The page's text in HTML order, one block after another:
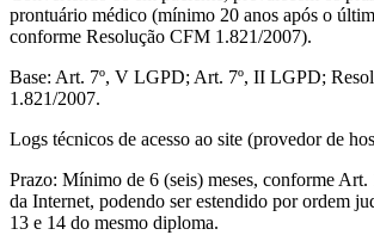
prontuário médico (mínimo 20 anos após o
conforme Resolução CFM 1.821/2007).
Base: Art. 7º, V LGPD; Art. 7º, II LGPD;
1.821/2007.
Logs técnicos de acesso ao site (provedor de
Prazo: Mínimo de 6 (seis) meses, conforme
da Internet, podendo ser estendido por ordem
13 e 14 do mesmo diploma.